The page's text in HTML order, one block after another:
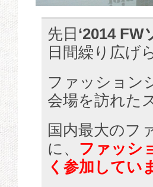
先日 ‘2014
日間繰り広げ
ファッション
会場を訪れた
国内最大のフ
に、 ファッシ
く参加してい